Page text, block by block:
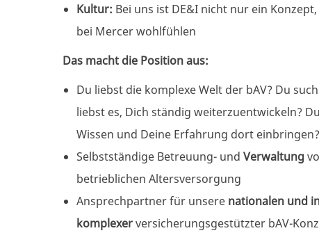
Kultur: Bei uns ist DE&I nicht nur ein
bei Mercer wohlfühlen
Das macht die Position aus:
Du liebst die komplexe Welt der bAV? Du
liebst es, Dich ständig weiterzuentwickeln?
Wissen und Deine Erfahrung dort
Selbstständige Betreuung- und Verwaltung
betrieblichen Altersversorgung
Ansprechpartner für unsere nationalen und
komplexerversicherungsgestützter bAV-